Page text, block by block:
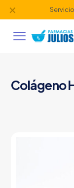
✕
Colágeno